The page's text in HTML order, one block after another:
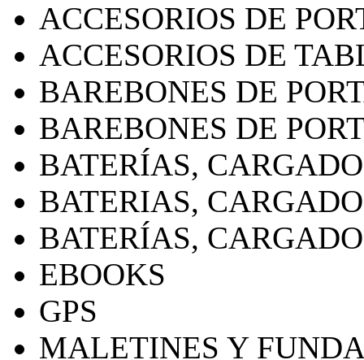
ACCESORIOS DE
ACCESORIOS DE
BAREBONES DE
BAREBONES DE
BATERÍAS,
BATERIAS,
BATERÍAS,
EBOOKS
GPS
MALETINES Y